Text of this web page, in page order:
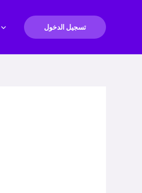
تسجيل الدخول